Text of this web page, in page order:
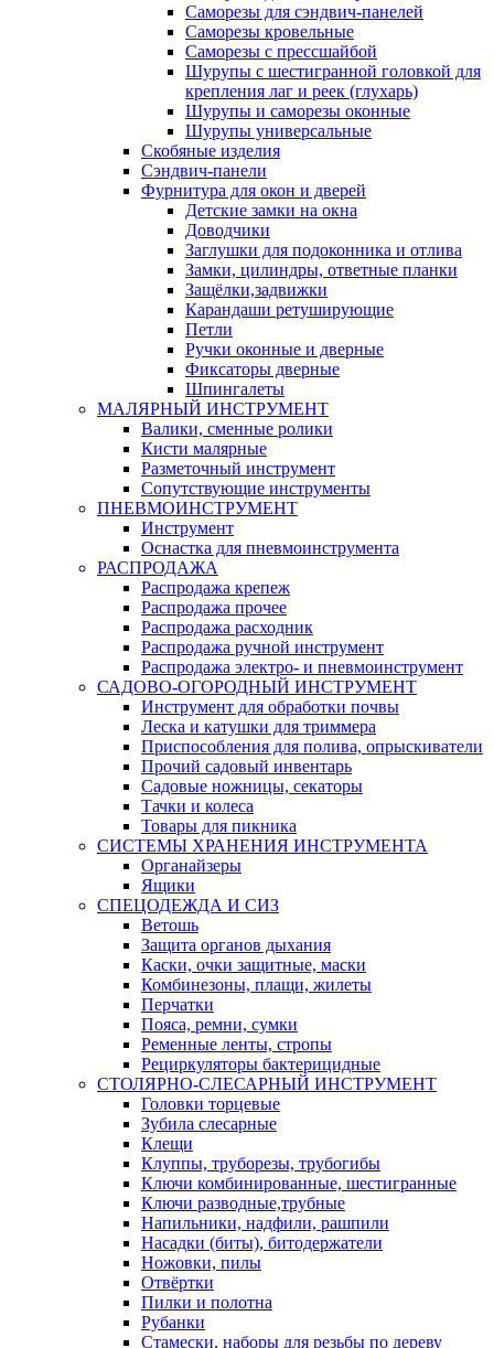
Саморезы для сэндвич-панелей
Саморезы кровельные
Саморезы с прессшайбой
Шурупы с шестигранной головкой для
крепления лаг и реек (глухарь)
Шурупы и саморезы оконные
Шурупы универсальные
Скобяные изделия
Сэндвич-панели
Фурнитура для окон и дверей
Детские замки на окна
Доводчики
Заглушки для подоконника и отлива
Замки, цилиндры, ответные планки
Защёлки,задвижки
Карандаши ретуширующие
Петли
Ручки оконные и дверные
Фиксаторы дверные
Шпингалеты
МАЛЯРНЫЙ ИНСТРУМЕНТ
Валики, сменные ролики
Кисти малярные
Разметочный инструмент
Сопутствующие инструменты
ПНЕВМОИНСТРУМЕНТ
Инструмент
Оснастка для пневмоинструмента
РАСПРОДАЖА
Распродажа крепеж
Распродажа прочее
Распродажа расходник
Распродажа ручной инструмент
Распродажа электро- и пневмоинструмент
САДОВО-ОГОРОДНЫЙ ИНСТРУМЕНТ
Инструмент для обработки почвы
Леска и катушки для триммера
Приспособления для полива, опрыскиватели
Прочий садовый инвентарь
Садовые ножницы, секаторы
Тачки и колеса
Товары для пикника
СИСТЕМЫ ХРАНЕНИЯ ИНСТРУМЕНТА
Органайзеры
Ящики
СПЕЦОДЕЖДА И СИЗ
Ветошь
Защита органов дыхания
Каски, очки защитные, маски
Комбинезоны, плащи, жилеты
Перчатки
Пояса, ремни, сумки
Ременные ленты, стропы
Рециркуляторы бактерицидные
СТОЛЯРНО-СЛЕСАРНЫЙ ИНСТРУМЕНТ
Головки торцевые
Зубила слесарные
Клещи
Клуппы, труборезы, трубогибы
Ключи комбинированные, шестигранные
Ключи разводные,трубные
Напильники, надфили, рашпили
Насадки (биты), битодержатели
Ножовки, пилы
Отвёртки
Пилки и полотна
Рубанки
Стамески, наборы для резьбы по дереву